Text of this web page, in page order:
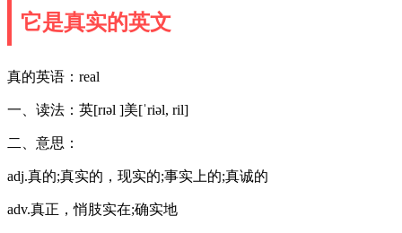
它是真实的英文
真的英语：real
一、读法：英[rɪəl ]美[ˈriəl, ril]
二、意思：
adj.真的;真实的，现实的;事实上的;真诚的
adv.真正，悄肢实在;确实地